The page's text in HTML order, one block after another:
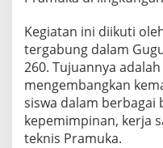
K
e
g
i
a
t
a
Kegiatan ini diikuti
tergabung dalam
260. Tujuannya
mengembangkan
siswa dalam berbagai
kepemimpinan, kerja
teknis Pramuka.